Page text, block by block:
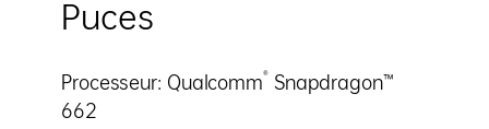
Puces
Processeur: Qualcomm® Snapdragon™
662